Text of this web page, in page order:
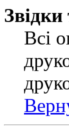
Всі